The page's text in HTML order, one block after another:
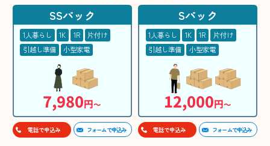
SSパック
1人暮らし 1K 1R
片付け
引越し準備
小型家電
7,980円〜
電話で申込み フォームで申込み
Sパック
1人暮らし 1K 1R
片付け
引越し準備
小型家電
12,000円〜
電話で申込み フォームで申込み